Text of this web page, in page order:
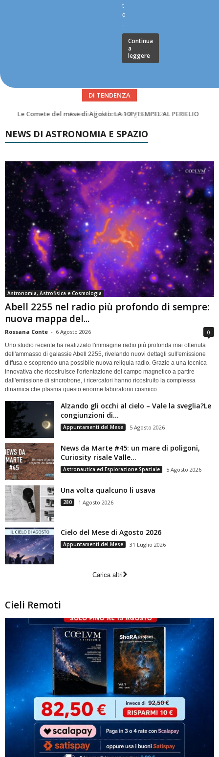
t
o
.
Continua
a
leggere
DI TENDENZA
Asteroidi del mese Agosto 2026
NEWS DI ASTRONOMIA E SPAZIO
Astronomia, Astrofisica e Cosmologia
Abell 2255 nel radio più profondo di sempre:
nuova mappa del...
Rossana Conte - 6 Agosto 2026 0
Uno studio recente ha realizzato l'immagine radio più profonda mai ottenuta
dell'ammasso di galassie Abell 2255, rivelando nuovi dettagli sull'emissione
diffusa e scoprendo una possibile nuova reliquia radio. Grazie a una tecnica
innovativa che ricostruisce l'orientazione del campo magnetico a partire
dall'emissione di sincrotrone, i ricercatori hanno ricostruito la complessa
dinamica che plasma questo enorme laboratorio cosmico.
Alzando gli occhi al cielo – Vale la sveglia?Le
congiunzioni di...
Appuntamenti del Mese 5 Agosto 2026
News da Marte #45: un mare di poligoni,
Curiosity risale Valle...
Astronautica ed Esplorazione Spaziale 5 Agosto 2026
Una volta qualcuno li usava
280 1 Agosto 2026
Cielo del Mese di Agosto 2026
Appuntamenti del Mese 31 Luglio 2026
Carica altri
Cieli Remoti